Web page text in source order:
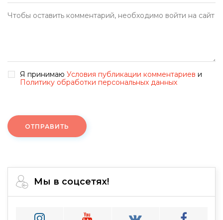
Я принимаю Условия публикации комментариев и
Политику обработки персональных данных
ОТПРАВИТЬ
Мы в соцсетях!